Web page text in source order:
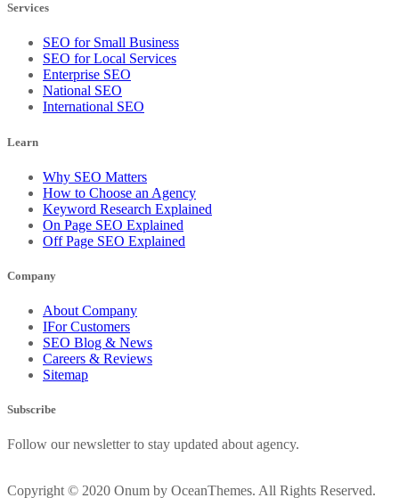
Services
SEO for Small Business
SEO for Local Services
Enterprise SEO
National SEO
International SEO
Learn
Why SEO Matters
How to Choose an Agency
Keyword Research Explained
On Page SEO Explained
Off Page SEO Explained
Company
About Company
IFor Customers
SEO Blog & News
Careers & Reviews
Sitemap
Subscribe
Follow our newsletter to stay updated about agency.
Copyright © 2020 Onum by OceanThemes. All Rights Reserved.